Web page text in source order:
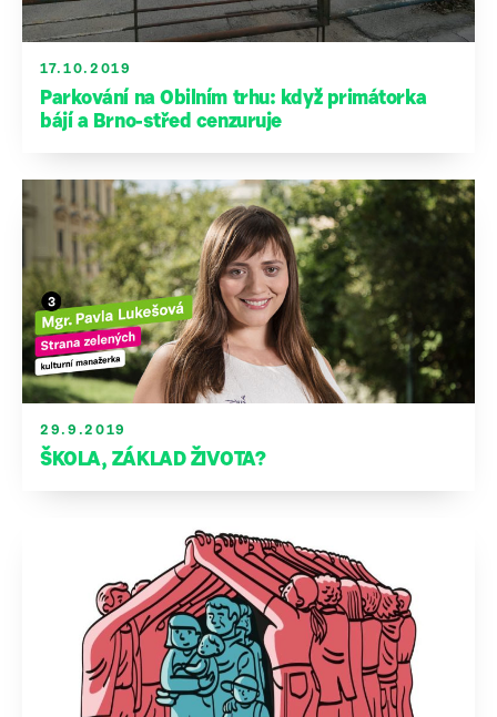
17.10.2019
Parkování na Obilním trhu: když primátorka
bájí a Brno-střed cenzuruje
29.9.2019
ŠKOLA, ZÁKLAD ŽIVOTA?